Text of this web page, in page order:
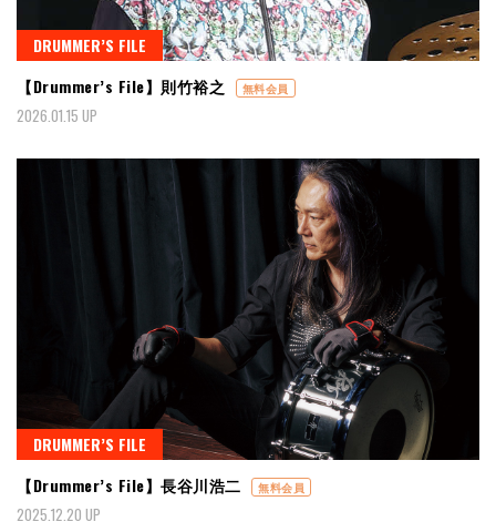
DRUMMER’S FILE
【Drummer’s File】則竹裕之
無料会員
2026.01.15 UP
DRUMMER’S FILE
【Drummer’s File】長谷川浩二
無料会員
2025.12.20 UP